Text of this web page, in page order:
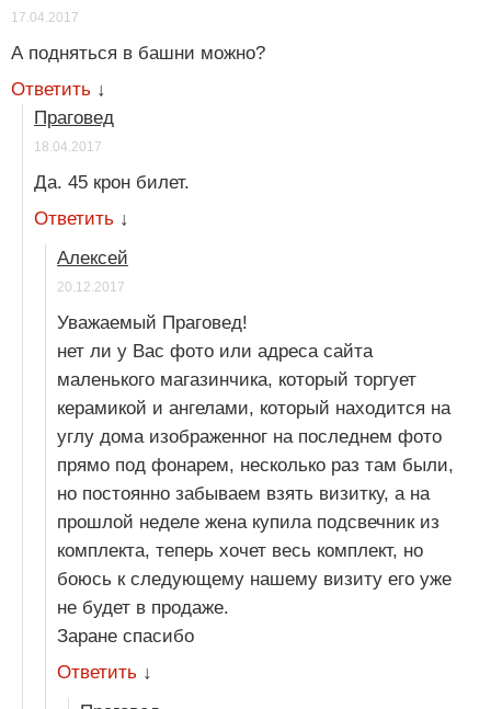
17.04.2017
А подняться в башни можно?
Ответить ↓
Праговед
18.04.2017
Да. 45 крон билет.
Ответить ↓
Алексей
20.12.2017
Уважаемый Праговед!
нет ли у Вас фото или адреса сайта
маленького магазинчика, который торгует
керамикой и ангелами, который находится на
углу дома изображенног на последнем фото
прямо под фонарем, несколько раз там были,
но постоянно забываем взять визитку, а на
прошлой неделе жена купила подсвечник из
комплекта, теперь хочет весь комплект, но
боюсь к следующему нашему визиту его уже
не будет в продаже.
Заране спасибо
Ответить ↓